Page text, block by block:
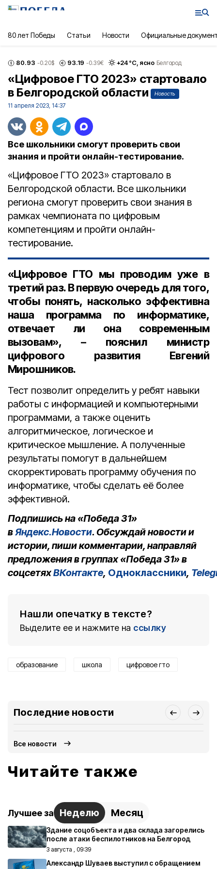
80 лет Победы Статьи Новости Официальные
80.93 -0.20$ 93.19 -0.39€ +24°С, ясно Белгород
«Цифровое ГТО 2023» стартовало
в Белгородской области
Новость
11 апреля 2023, 14:37
Все школьники смогут проверить свои
знания и пройти онлайн-тестирование.
«Цифровое ГТО 2023» стартовало в
Белгородской области. Все школьники
региона смогут проверить свои знания в
рамках чемпионата по цифровым
компетенциям и пройти онлайн-
тестирование.
«Цифровое ГТО мы проводим уже в
третий раз. В первую очередь для того,
чтобы понять, насколько эффективна
наша программа по информатике,
отвечает ли она современным
вызовам», – пояснил министр
цифрового развития Евгений
Мирошников.
Тест позволит определить у ребят навыки
работы с информацией и компьютерными
программами, а также оценить
алгоритмическое, логическое и
критическое мышление. А полученные
результаты помогут в дальнейшем
скорректировать программу обучения по
информатике, чтобы сделать её более
эффективной.
Подпишись на «Победа 31»
вЯндекс.Новости. Обсуждай новости и
истории, пиши комментарии, направляй
предложения в группах «Победа 31» в
соцсетяхВКонтакте, Одноклассники,
Нашли опечатку в тексте?
Выделите ее и нажмите на ссылку
образование школа цифровое гто
Последние новости
Все новости
Читайте также
Лучшее за Неделю Месяц
Здание соцобъекта и два склада загорелись
после атаки беспилотников на Белгород
3 августа , 09:39
Александр Шуваев выступил с обращением